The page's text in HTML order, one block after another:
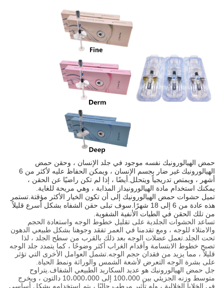
حمض الهيالورونيك نفسه موجود في جلد الإنسان ، وحقن حمض
الهيالورونيك غير ضار بجسم الإنسان ، ويمكن الحفاظ عليه لأكثر من 6
أشهر ، ويمتص تدريجياً ويتحلل.أيضًا ، إذا لم تكن راضيًا عن الحقن ،
يمكنك استخدام مادة الهيالورونيداز المذابة ، وهي مريحة للغاية.
تميل حشوات حمض الهيالورونيك إلى أن تكون الخيار الأكثر مؤقتة.تستمر
هذه عادة من 6 إلى 18 شهرًا.سوف تبلى حقن الشفاه بشكل أسرع قليلاً
من تلك الحقن في الطيات الأنفية الشفوية.
تساعد الحشوات الجلدية على تقليل خطوط الوجه واستعادة الحجم
والامتلاء للوجه ، ومع تقدمنا ​​في العمر تفقد وجوهنا بشكل طبيعي الدهون
تحت الجلد.تعمل عضلات الوجه بعد ذلك بالقرب من سطح الجلد ، لذا
تصبح خطوط الابتسامة وأقدام الغراب أكثر وضوحًا ، كما يتمدد جلد الوجه
قليلاً ، مما يزيد من فقدان حجم الوجه.تشمل العوامل الأخرى التي تؤثر
على بشرة الوجه التعرض لأشعة الشمس والوراثة ونمط الحياة.
جل حمض الهيالورونيك هو عديد السكاريد الطبيعي الشفاف.يتراوح
متوسط ​​وزنه الجزيئي بين 100،000 إلى 10،000،000 دالتون ، ويخرج
في الخلايا الخلالية ، وله تأثير مرطب.حاليًا ، يتم استخدامه بشكل أساسي